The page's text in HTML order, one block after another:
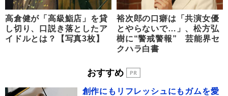
高倉健が「高級鮨店」を貸
し切り、口説き落としたア
イドルとは？【写真3枚】
裕次郎の口癖は「共演女優
とやらないで…」、松方弘
樹に“警戒警報” 芸能界セ
クハラ白書
おすすめ
創作にもリフレッシュにもガムを愛